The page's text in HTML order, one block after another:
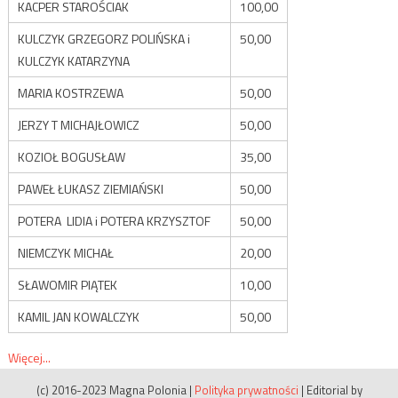
KACPER STAROŚCIAK
100,00
KULCZYK GRZEGORZ POLIŃSKA i
KULCZYK KATARZYNA
50,00
MARIA KOSTRZEWA
50,00
JERZY T MICHAJŁOWICZ
50,00
KOZIOŁ BOGUSŁAW
35,00
PAWEŁ ŁUKASZ ZIEMIAŃSKI
50,00
POTERA LIDIA i POTERA KRZYSZTOF
50,00
NIEMCZYK MICHAŁ
20,00
SŁAWOMIR PIĄTEK
10,00
KAMIL JAN KOWALCZYK
50,00
Więcej...
(c) 2016-2023 Magna Polonia | Polityka prywatności | Editorial by